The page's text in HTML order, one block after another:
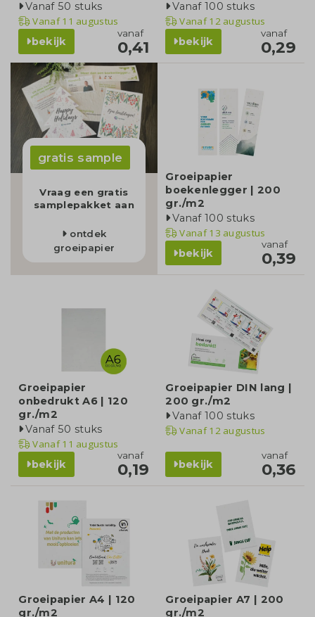
Vanaf 50 stuks
Vanaf11 augustus
bekijk
vanaf
0,41
Vanaf 100 stuks
Vanaf12 augustus
bekijk
vanaf
0,29
gratis sample
Vraag een gratis
samplepakket aan
ontdek
groeipapier
Groeipapier
boekenlegger | 200
gr./m2
Vanaf 100 stuks
Vanaf13 augustus
bekijk
vanaf
0,39
Groeipapier
onbedrukt A6 | 120
gr./m2
Vanaf 50 stuks
Vanaf11 augustus
bekijk
vanaf
0,19
Groeipapier DIN lang |
200 gr./m2
Vanaf 100 stuks
Vanaf12 augustus
bekijk
vanaf
0,36
Groeipapier A4 | 120
gr./m2
Groeipapier A7 | 200
gr./m2